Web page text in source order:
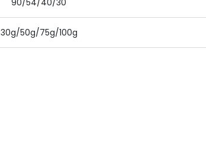
90/54/40/30
30g/50g/75g/100g